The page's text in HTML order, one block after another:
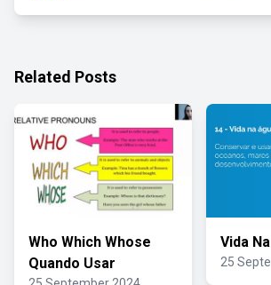
Related Posts
Who Which Whose
Quando Usar
Vida
25